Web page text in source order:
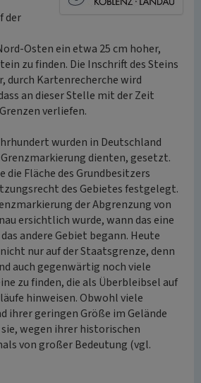
der
Osten ein etwa 25 cm hoher,
zu finden. Die Inschrift des Steins
durch Kartenrecherche wird
an dieser Stelle mit der Zeit
verliefen.
wurden in Deutschland
dienten, gesetzt.
die Fläche des Grundbesitzers
des Gebietes festgelegt.
der Abgrenzung von
ersichtlich wurde, wann das eine
andere Gebiet begann. Heute
nur auf der Staatsgrenze, denn
auch gegenwärtig noch viele
zu finden, die als Überbleibsel auf
hinweisen. Obwohl viele
ihrer geringen Größe im Gelände
wegen ihrer historischen
von großer Bedeutung (vgl.